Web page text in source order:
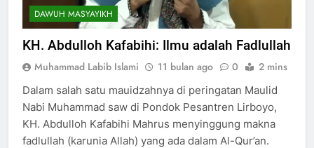
DAWUH MASYAYIKH
KH. Abdulloh Kafabihi: Ilmu adalah Fadlullah
Muhammad Labib Islami 11 bulan ago 0 2 mins
Dalam salah satu mauidzahnya di peringatan Maulid
Nabi Muhammad saw di Pondok Pesantren Lirboyo,
KH. Abdulloh Kafabihi Mahrus menyinggung makna
fadlullah (karunia Allah) yang ada dalam Al-Qur’an.